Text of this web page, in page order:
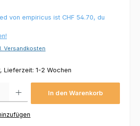
von empiricus ist CHF 54.70, du
Versandkosten
Lieferzeit: 1-2 Wochen
In den Warenkorb